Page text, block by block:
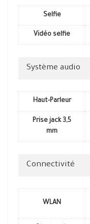
Selfie
Vidéo selfie
Système audio
Haut-Parleur
Prise jack 3,5
mm
Connectivité
WLAN